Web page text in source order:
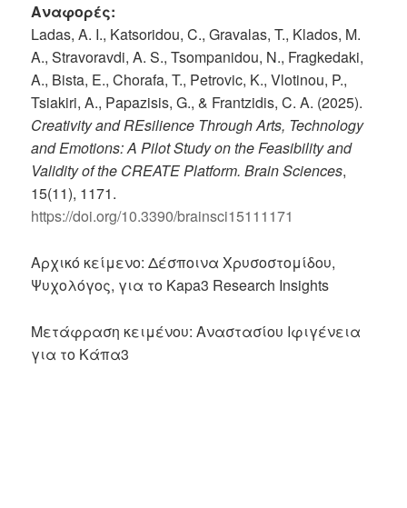
Αναφορές:
Ladas, A. I., Katsoridou, C., Gravalas, T., Klados, M.
A., Stravoravdi, A. S., Tsompanidou, N., Fragkedaki,
A., Bista, E., Chorafa, T., Petrovic, K., Vlotinou, P.,
Tsiakiri, A., Papazisis, G., & Frantzidis, C. A. (2025).
Creativity and REsilience Through Arts, Technology
and Emotions: A Pilot Study on the Feasibility and
Validity of the CREATE Platform. Brain Sciences,
15(11), 1171.
https://doi.org/10.3390/brainsci15111171
Αρχικό κείμενο: Δέσποινα Χρυσοστομίδου,
Ψυχολόγος, για το Kapa3 Research Insights
Μετάφραση κειμένου: Αναστασίου Ιφιγένεια
για το Κάπα3